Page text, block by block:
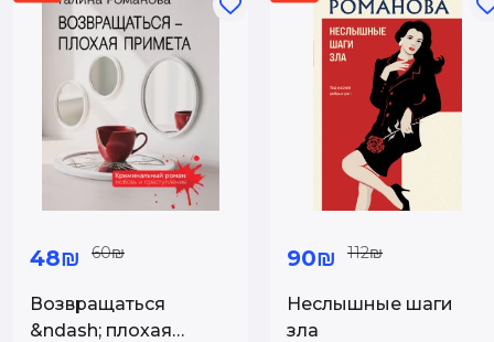
48₪ 60₪
Возвращаться
&ndash; плохая
90₪ 112₪
Неслышные шаги
зла